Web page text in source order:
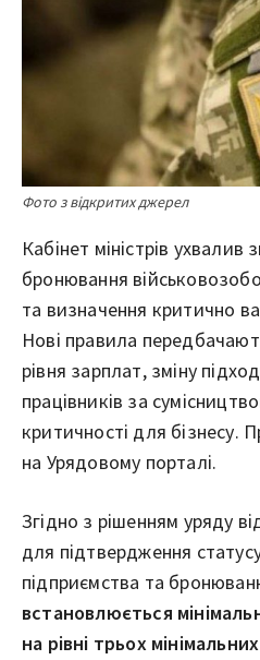
Фото з відкритих джерел
Кабінет міністрів ухвалив
бронювання
та визначення критично
Нові правила
рівня зарплат, зміну
працівників за
критичності для бізнесу.
на Урядовому порталі.
Згідно з рішенням уряду
для підтвердження
підприємства та
встановлюється
на рівні трьох